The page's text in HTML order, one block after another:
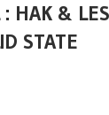
: HAK & LES
STATE